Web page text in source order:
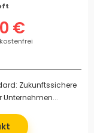
€
Zukunftssichere
Unternehmen...